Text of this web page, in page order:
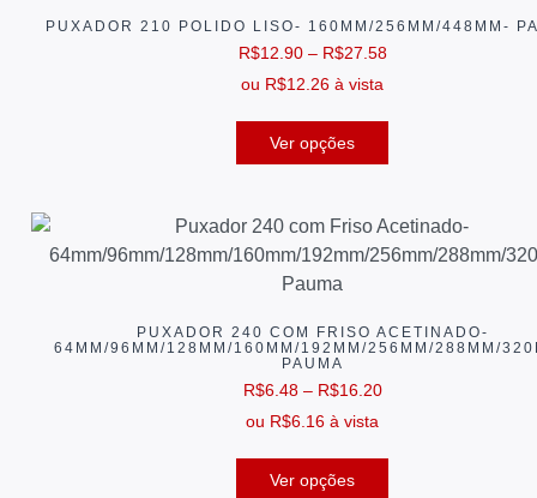
PUXADOR 210 POLIDO LISO- 160MM/256MM/448MM-
R$12.90 – R$27.58
ou R$12.26 à vista
Ver opções
PUXADOR 240 COM FRISO ACETINADO-
64MM/96MM/128MM/160MM/192MM/256MM/288MM/
PAUMA
R$6.48 – R$16.20
ou R$6.16 à vista
Ver opções